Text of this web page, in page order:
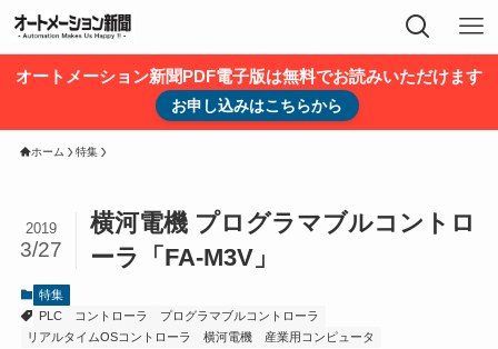
オートメーション新聞PDF電子版は無料でお読みいただけます
お申し込みはこちらから
ホーム 特集
横河電機 プログラマブルコントロ
ーラ「FA-M3V」
2019
3/27
特集
PLC
コントローラ
プログラマブルコントローラ
リアルタイムOSコントローラ
横河電機 産業用コンピュータ